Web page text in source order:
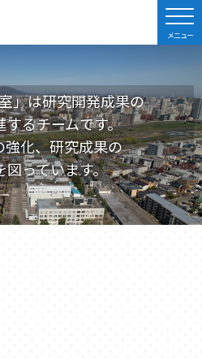
」は研究開発成果の
するチームです。
強化、研究成果の
図っています。